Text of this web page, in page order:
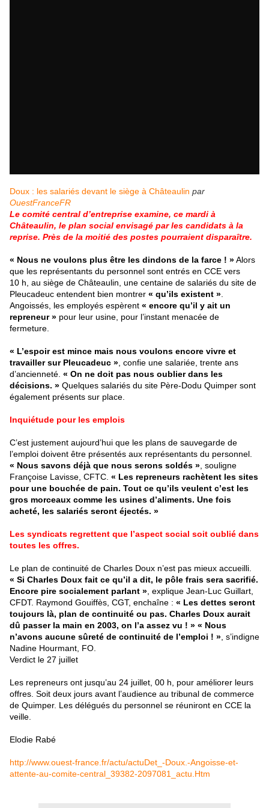
Doux : les salariés devant le siège à Châteaulin par
OuestFranceFR
Le comité central d’entreprise examine, ce mardi à
Châteaulin, le plan social envisagé par les candidats à la
reprise. Près de la moitié des postes pourraient disparaître.
« Nous ne voulons plus être les dindons de la farce ! »Alors
que les représentants du personnel sont entrés en CCE vers
10 h, au siège de Châteaulin, une centaine de salariés du site de
Pleucadeuc entendent bien montrer « qu’ils existent »
Angoissés, les employés espèrent « encore qu’il y ait un
repreneur » pour leur usine, pour l’instant menacée de
fermeture.
« L’espoir est mince mais nous voulons encore vivre et
travailler sur Pleucadeuc » , confie une salariée, trente ans
d’ancienneté. « On ne doit pas nous oublier dans les
décisions. » Quelques salariés du site Père-Dodu Quimper sont
également présents sur place.
Inquiétude pour les emplois
C’est justement aujourd’hui que les plans de sauvegarde de
l’emploi doivent être présentés aux représentants du personnel.
« Nous savons déjà que nous serons soldés » , souligne
Françoise Lavisse, CFTC. « Les repreneurs rachètent les sites
pour une bouchée de pain. Tout ce qu’ils veulent c’est les
gros morceaux comme les usines d’aliments. Une fois
acheté, les salariés seront éjectés. »
Les syndicats regrettent que l’aspect social soit oublié dans
toutes les offres.
Le plan de continuité de Charles Doux n’est pas mieux accueilli.
« Si Charles Doux fait ce qu’il a dit, le pôle frais sera sacrifié.
Encore pire socialement parlant » , explique Jean-Luc Guillart,
CFDT. Raymond Gouiffès, CGT, enchaîne : « Les dettes seront
toujours là, plan de continuité ou pas. Charles Doux aurait
dû passer la main en 2003, on l’a assez vu ! » « Nous
n’avons aucune sûreté de continuité de l’emploi ! » , s’indigne
Nadine Hourmant, FO.
Verdict le 27 juillet
Les repreneurs ont jusqu’au 24 juillet, 00 h, pour améliorer leurs
offres. Soit deux jours avant l’audience au tribunal de commerce
de Quimper. Les délégués du personnel se réuniront en CCE la
veille.
Elodie Rabé
http://www.ouest-france.fr/actu/actuDet_-Doux.-Angoisse-et-
attente-au-comite-central_39382-2097081_actu.Htm